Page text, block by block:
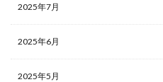
2025年7月
2025年6月
2025年5月